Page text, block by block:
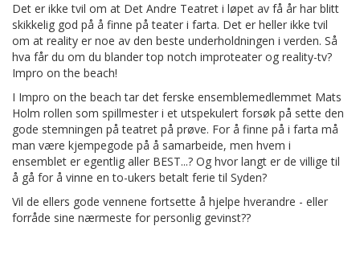
Det er ikke tvil om at Det Andre Teatret i løpet av få år har blitt
skikkelig god på å finne på teater i farta. Det er heller ikke tvil
om at reality er noe av den beste underholdningen i verden. Så
hva får du om du blander top notch improteater og reality-tv?
Impro on the beach!
I Impro on the beach tar det ferske ensemblemedlemmet Mats
Holm rollen som spillmester i et utspekulert forsøk på sette den
gode stemningen på teatret på prøve. For å finne på i farta må
man være kjempegode på å samarbeide, men hvem i
ensemblet er egentlig aller BEST...? Og hvor langt er de villige til
å gå for å vinne en to-ukers betalt ferie til Syden?
Vil de ellers gode vennene fortsette å hjelpe hverandre - eller
forråde sine nærmeste for personlig gevinst??